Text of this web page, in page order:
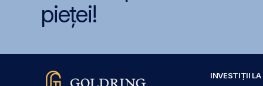
pieței!
INVESTIȚII LA